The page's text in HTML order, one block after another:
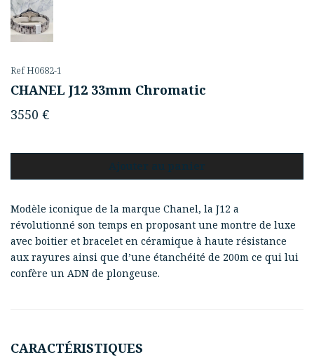
Ref H0682-1
CHANEL J12 33mm Chromatic
3550 €
Modèle iconique de la marque Chanel, la J12 a
révolutionné son temps en proposant une montre de luxe
avec boitier et bracelet en céramique à haute résistance
aux rayures ainsi que d’une étanchéité de 200m ce qui lui
confère un ADN de plongeuse.
CARACTÉRISTIQUES
Ajouter au panier